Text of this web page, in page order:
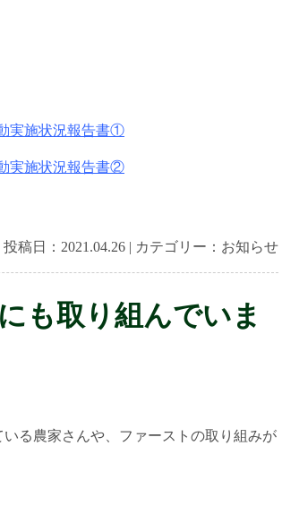
実施状況報告書①
実施状況報告書②
投稿日： 2021.04.26 | カテゴリー： お知らせ
も取り組んでいま
る農家さんや、ファーストの取り組みが